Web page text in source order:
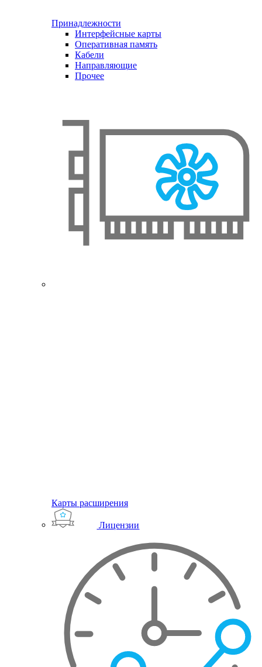
Принадлежности
Интерфейсные карты
Оперативная память
Кабели
Направляющие
Прочее
Карты расширения
Лицензии